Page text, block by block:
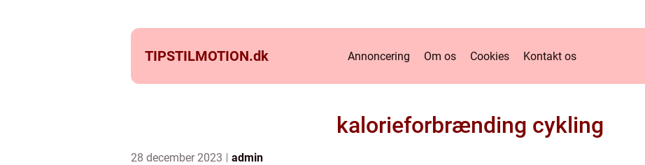
TIPSTILMOTION.dk Annoncering Om os Cookies Kontakt os
kalorieforbrænding cykling
28 december 2023 admin